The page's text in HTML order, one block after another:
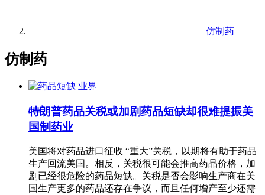
仿制药
仿制药
业界
特朗普药品关税或加剧药品短缺却很难提振美
国制药业
美国将对药品进口征收 “重大”关税，以期将有助于药品
生产回流美国。相反，关税很可能会推高药品价格，加
剧已经很危险的药品短缺。关税是否会影响生产商在美
国生产更多的药品还存在争议，而且任何增产至少还需